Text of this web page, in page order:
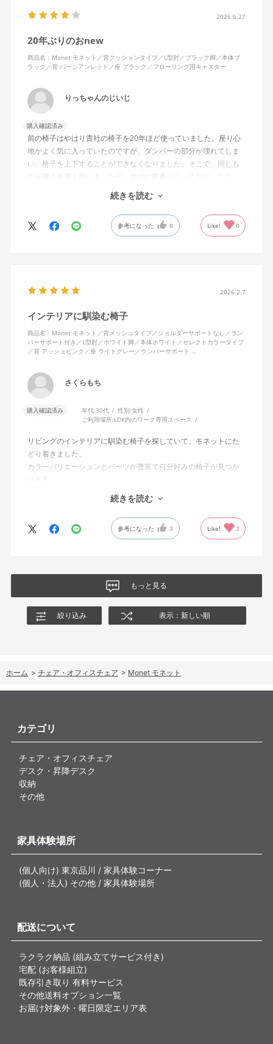
2026.6.27
20年ぶりのおnew
商品名：Monet モネット／背クッションタイプ／L型肘／ブラック脚／本体ブ
ラック／背 パーシアンレッド／座 ブラック／フローリング用キャスター
りっちゃんのじいじ
購入確認済み
前の椅子はやはり貴社の椅子を20年ほど使っていました。座り心
地かよく気に入っていたのですが、ダンパーの部分が壊れてしま
い、椅子を上下することができなくなりました。そこで、同じも
のを購入使用と思いましたが、すでに廃番になっており、この
MonEtを購入しました。やや固めの椅子ですが、使っているうち
になじんでくるのではと思っています。フローリング床で使って
いますが、ややキャスターがよく動きすぎるのが難点でしょう
か。
続きを読む
参考になった 0 Like! 0
2026.2.7
インテリアに馴染む椅子
商品名：Monet モネット／背メッシュタイプ／ショルダーサポートなし／ラン
バーサポート付き／L型肘／ホワイト脚／本体ホワイト／セレクトカラータイプ
／背 アッシュピンク／座 ライトグレー／ランバーサポート …
さくらもち
購入確認済み 年代:30代 性別:女性
ご利用場所:LDK内のワーク専用スペース
リビングのインテリアに馴染む椅子を探していて、モネットにた
どり着きました。
カラーバリエーションとパーツが豊富で自分好みの椅子が見つか
オフィスチェアにしては比較的コンパクトで家に置くのに最適で
した、座り心地も良く大変気に入っています。
今回どうしても欲しい色の組み合わせがあったので固定肘の物を
購入しましたが、欲を言えば稼働肘バージョンもバイカラーなど
続きを読む
参考になった 3 Like! 2
もっと見る
絞り込み 表示：新しい順
ホーム > チェア・オフィスチェア > Monet モネット
カテゴリ
チェア・オフィスチェア
デスク・昇降デスク
収納
その他
家具体験場所
(個人向け) 東京品川 / 家具体験コーナー
(個人・法人) その他 / 家具体験場所
配送について
ラクラク納品 (組み立てサービス付き)
宅配 (お客様組立)
既存引き取り 有料サービス
その他送料オプション一覧
お届け対象外・曜日限定エリア表